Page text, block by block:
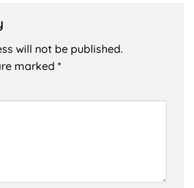
will not be published.
marked *